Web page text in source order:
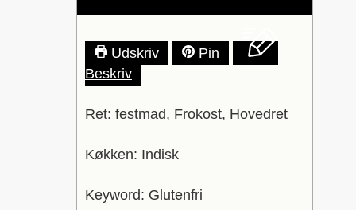
Udskriv
Pin
Beskriv
Ret: festmad, Frokost, Hovedret
Køkken: Indisk
Keyword: Glutenfri